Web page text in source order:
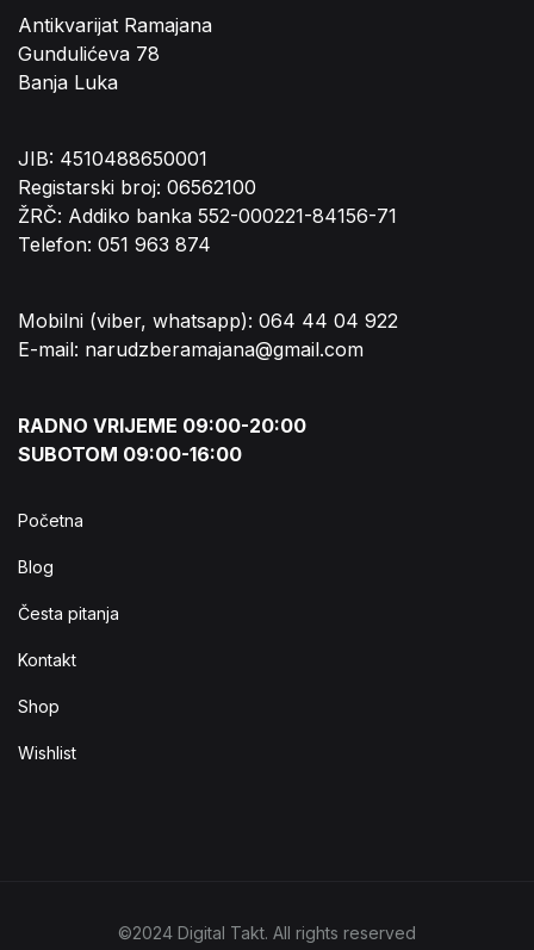
Antikvarijat Ramajana
Gundulićeva 78
Banja Luka
JIB: 4510488650001
Registarski broj: 06562100
ŽRČ: Addiko banka 552-000221-84156-71
Telefon: 051 963 874
Mobilni (viber, whatsapp): 064 44 04 922
E-mail: narudzberamajana@gmail.com
RADNO VRIJEME 09:00-20:00
SUBOTOM 09:00-16:00
Početna
Blog
Česta pitanja
Kontakt
Shop
Wishlist
©2024 Digital Takt. All rights reserved